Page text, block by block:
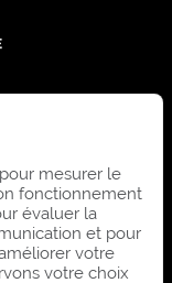
mesurer le
fonctionnement
évaluer la
et pour
votre
votre choix